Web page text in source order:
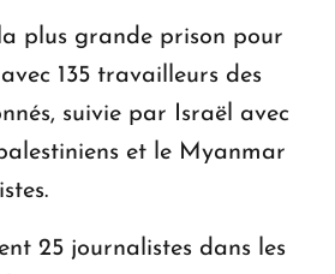
plus grande prison pour
135 travailleurs des
suivie par Israël avec
et le Myanmar
25 journalistes dans les